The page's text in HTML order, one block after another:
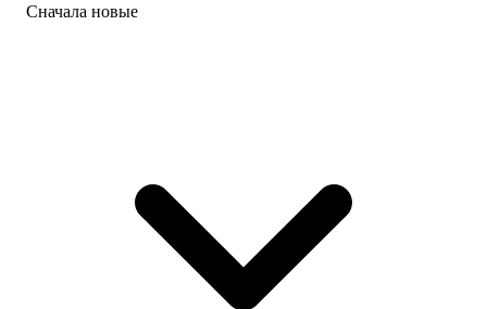
Сначала новые